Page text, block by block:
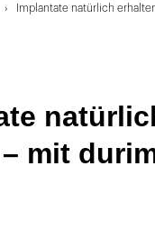
Implantate natürlich
mit